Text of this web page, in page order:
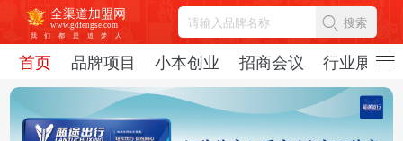
全渠道加盟网
www.gdfengse.com
我
们 都 是 追 梦 人
搜索
首页 品牌项目 小本创业 招商会议 行业展会